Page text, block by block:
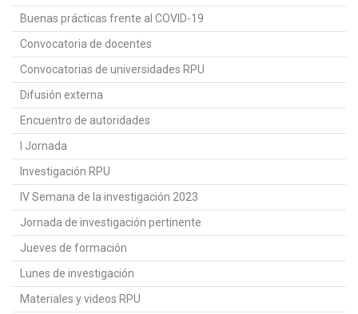
Buenas prácticas frente al COVID-19
Convocatoria de docentes
Convocatorias de universidades RPU
Difusión externa
Encuentro de autoridades
I Jornada
Investigación RPU
IV Semana de la investigación 2023
Jornada de investigación pertinente
Jueves de formación
Lunes de investigación
Materiales y videos RPU